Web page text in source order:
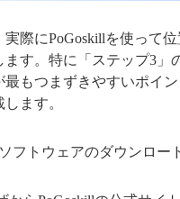
実際にPoGoskillを使って
ます。特に「ステップ3」
最もつまずきやすいポイ
ます。
フトウェアのダウンロー